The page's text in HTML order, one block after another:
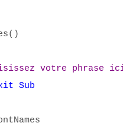
votre phrase
Sub